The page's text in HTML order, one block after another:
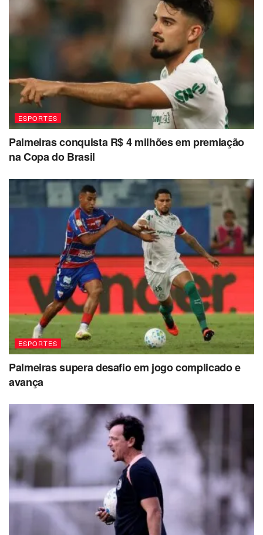
ESPORTES
Palmeiras conquista R$ 4 milhões em premiação
na Copa do Brasil
ESPORTES
Palmeiras supera desafio em jogo complicado e
avança